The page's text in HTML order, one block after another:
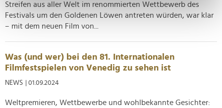
bestimmten Merkmalen (Fingerprinting) identifizieren
Erfahren Sie mehr darüber, wie Ihre persönlichen Daten
Abschnitt Einzelheitenfest.
Wir verwenden Cookies, um Inhalte und Anzeigen zu
personalisieren, Funktionen für soziale Medien anbieten
analysieren. Außerdem geben wir Informationen zu Ihrer
Streifen aus aller Welt im renommierten Wettbewerb des
Festivals um den Goldenen Löwen antreten würden, war klar
– mit dem neuen Film von...
Was (und wer) bei den 81. Internationalen
Filmfestspielen von Venedig zu sehen ist
NEWS | 01.09.2024
Weltpremieren, Wettbewerbe und wohlbekannte Gesichter: